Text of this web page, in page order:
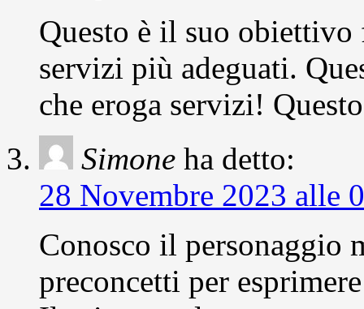
Questo è il suo obiettivo
servizi più adeguati.
che eroga servizi!
Simone ha detto:
28 Novembre 2023 alle
Conosco il personaggio
preconcetti per